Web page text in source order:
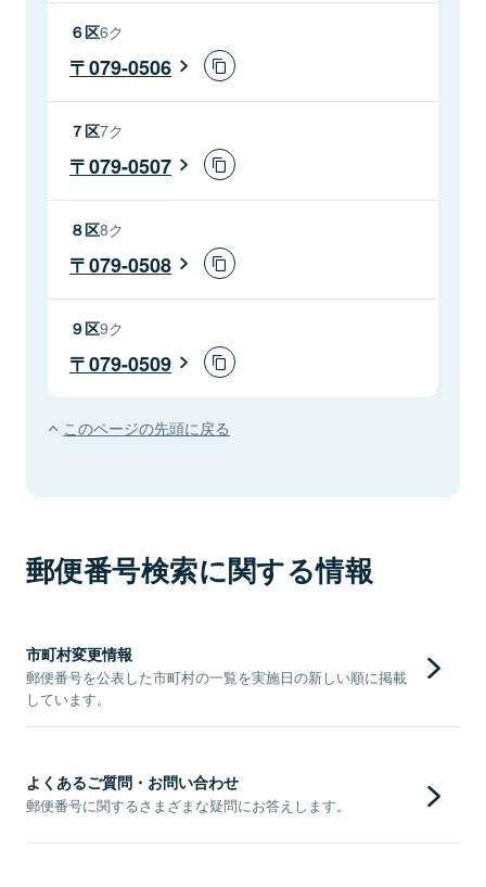
６区6ク
079-0506
７区7ク
079-0507
８区8ク
079-0508
９区9ク
079-0509
このページの先頭に戻る
郵便番号検索に関する情報
市町村変更情報
郵便番号を公表した市町村の一覧を実施日の新しい順に掲載
しています。
よくあるご質問・お問い合わせ
郵便番号に関するさまざまな疑問にお答えします。